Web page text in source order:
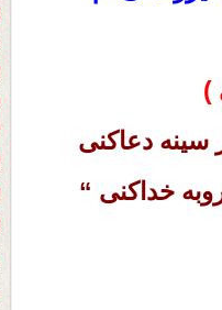
)
دعاکنی
خداکنی “